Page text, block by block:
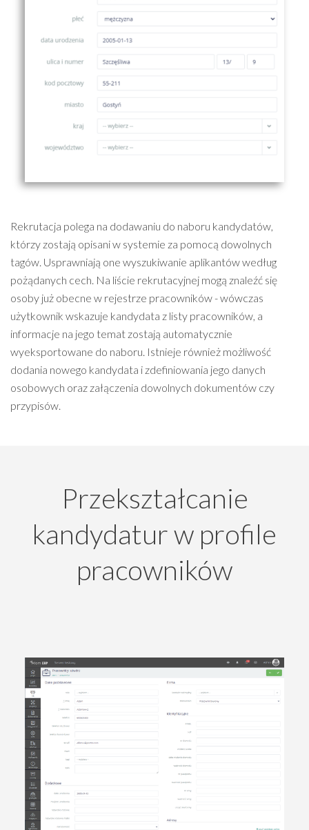
Rekrutacja polega na dodawaniu do naboru kandydatów,
którzy zostają opisani w systemie za pomocą dowolnych
tagów. Usprawniają one wyszukiwanie aplikantów według
pożądanych cech. Na liście rekrutacyjnej mogą znaleźć się
osoby już obecne w rejestrze pracowników - wówczas
użytkownik wskazuje kandydata z listy pracowników, a
informacje na jego temat zostają automatycznie
wyeksportowane do naboru. Istnieje również możliwość
dodania nowego kandydata i zdefiniowania jego danych
osobowych oraz załączenia dowolnych dokumentów czy
przypisów.
Przekształcanie
kandydatur w profile
pracowników